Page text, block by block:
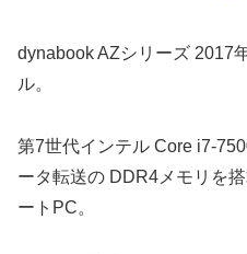
dynabook AZシリーズ 2017
ル。
第7世代インテル Core i7-
ータ転送の DDR4メモリを
ートPC。